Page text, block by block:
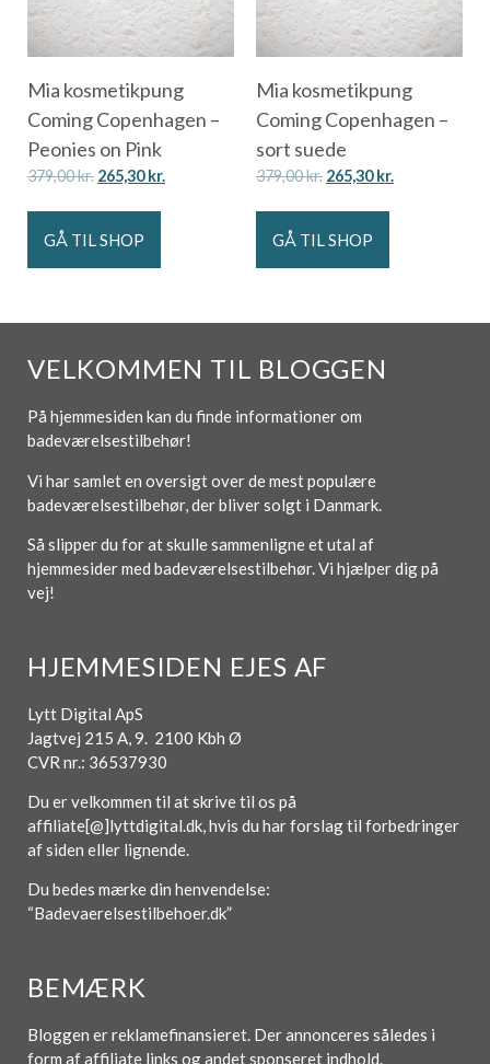
Mia kosmetikpung
Coming Copenhagen –
Peonies on Pink
379,00kr. 265,30kr.
GÅ TIL SHOP
Mia kosmetikpung
Coming Copenhagen –
sort suede
379,00kr. 265,30kr.
GÅ TIL SHOP
VELKOMMEN TIL BLOGGEN
På hjemmesiden kan du finde informationer om
badeværelsestilbehør!
Vi har samlet en oversigt over de mest populære
badeværelsestilbehør, der bliver solgt i Danmark.
Så slipper du for at skulle sammenligne et utal af
hjemmesider med badeværelsestilbehør. Vi hjælper dig på
vej!
HJEMMESIDEN EJES AF
Lytt Digital ApS
Jagtvej 215 A, 9. 2100 Kbh Ø
CVR nr.: 36537930
Du er velkommen til at skrive til os på
affiliate[@]lyttdigital.dk, hvis du har forslag til forbedringer
af siden eller lignende.
Du bedes mærke din henvendelse:
“Badevaerelsestilbehoer.dk”
BEMÆRK
Bloggen er reklamefinansieret. Der annonceres således i
form af affiliate links og andet sponseret indhold.